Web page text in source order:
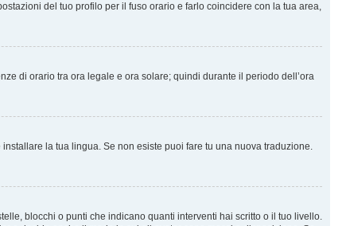
del tuo profilo per il fuso orario e farlo coincidere con la tua area,
di orario tra ora legale e ora solare; quindi durante il periodo dell’ora
la tua lingua. Se non esiste puoi fare tu una nuova traduzione.
blocchi o punti che indicano quanti interventi hai scritto o il tuo livello.